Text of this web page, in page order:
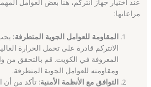
عند اختيار جهاز انتركم، هنا بعض العوامل
مراعاتها:
المقاومة للعوامل الجوية المتطرفة:
الانتركم قادرة على تحمل الحرارة
المعروفة في الكويت. قم بالتحقق من
ومقاومته للعوامل الجوية المتطرفة.
التوافق مع الأنظمة الأمنية: تأكد من أن